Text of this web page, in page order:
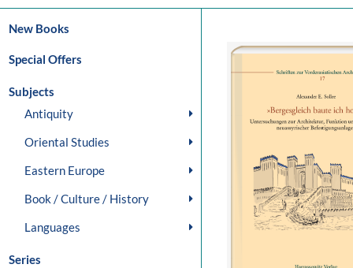
New Books
Special Offers
Subjects
Antiquity
Oriental Studies
Eastern Europe
Book / Culture / History
Languages
Series